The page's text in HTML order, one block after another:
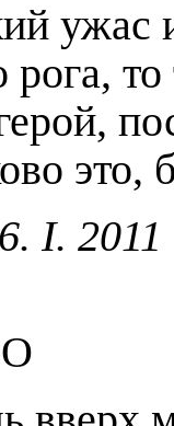
ужас
рога,
это,
I. 2011